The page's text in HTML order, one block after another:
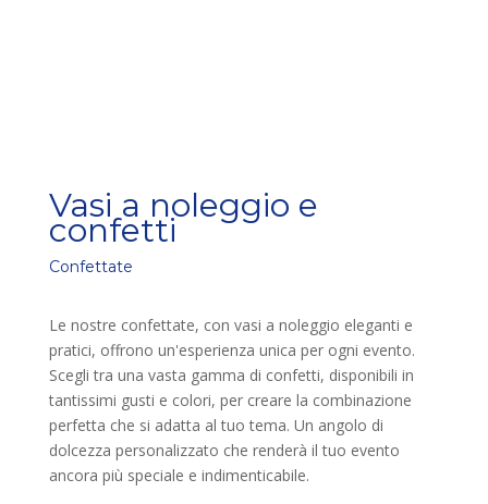
Vasi a noleggio e
confetti
Confettate
Le nostre confettate, con vasi a noleggio eleganti e
pratici, offrono un'esperienza unica per ogni evento.
Scegli tra una vasta gamma di confetti, disponibili in
tantissimi gusti e colori, per creare la combinazione
perfetta che si adatta al tuo tema. Un angolo di
dolcezza personalizzato che renderà il tuo evento
ancora più speciale e indimenticabile.